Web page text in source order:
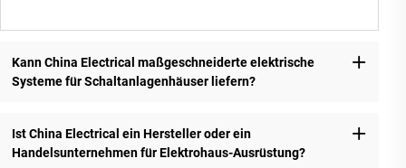
Kann China Electrical maßgeschneiderte elektrische
Systeme für Schaltanlagenhäuser liefern?
Ist China Electrical ein Hersteller oder ein
Handelsunternehmen für Elektrohaus-Ausrüstung?